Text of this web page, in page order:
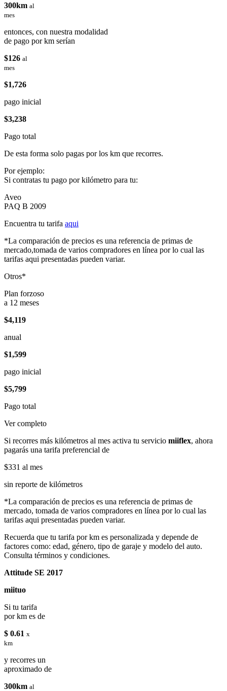
300km al
mes
entonces, con nuestra modalidad
de pago por km serían
$126 al
mes
$1,726
pago inicial
$3,238
Pago total
De esta forma solo pagas por los km que recorres.
Por ejemplo:
Si contratas tu pago por kilómetro para tu:
Aveo
PAQ B 2009
Encuentra tu tarifa aqui
*La comparación de precios es una referencia de primas de
mercado,tomada de varios compradores en línea por lo cual las
tarifas aqui presentadas pueden variar.
Otros*
Plan forzoso
a 12 meses
$4,119
anual
$1,599
pago inicial
$5,799
Pago total
Ver completo
Si recorres más kilómetros al mes activa tu servicio miiflex, ahora
pagarás una tarifa preferencial de
$331 al mes
sin reporte de kilómetros
*La comparación de precios es una referencia de primas de
mercado, tomada de varios compradores en línea por lo cual las
tarifas aqui presentadas pueden variar.
Recuerda que tu tarifa por km es personalizada y depende de
factores como: edad, género, tipo de garaje y modelo del auto.
Consulta términos y condiciones.
Attitude SE 2017
miituo
Si tu tarifa
por km es de
$ 0.61 x
km
y recorres un
aproximado de
300km al